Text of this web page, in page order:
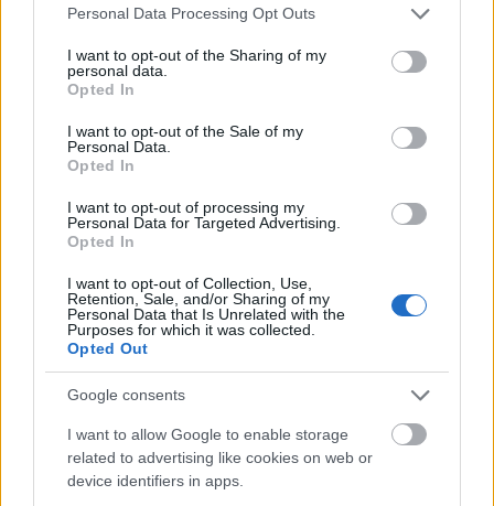
Please note that this website/app uses one or more Google
not limited to your visit or usage behaviour. You may click to
grant or deny consent to Google and its third-party tags to
use your data for below specified purposes in below Google
consent section.
Personal Data Processing Opt Outs
I want to opt-out of the Sharing of my
personal data.
Opted In
I want to opt-out of the Sale of my
Personal Data.
Opted In
I want to opt-out of processing my
Personal Data for Targeted Advertising.
Opted In
I want to opt-out of Collection, Use,
Retention, Sale, and/or Sharing of my
Personal Data that Is Unrelated with the
Purposes for which it was collected.
Opted Out
Google consents
I want to allow Google to enable storage
related to advertising like cookies on web or
device identifiers in apps.
rendkívül népszerű okostelefon-szériája, ami nem a
tudásának és nem is a szépségének ...
Próbapad: BlackBerry Classic bölcső
A legtöbb BlackBerry-típusnál a dokkoló, vagy más
tartozékok közé volt sorolható, kicsit úgy, mint ...
Jobb csoporttámogatással okosodik a
BBM
Tegnap újabb bétaverziót adott ki a BlackBerry a